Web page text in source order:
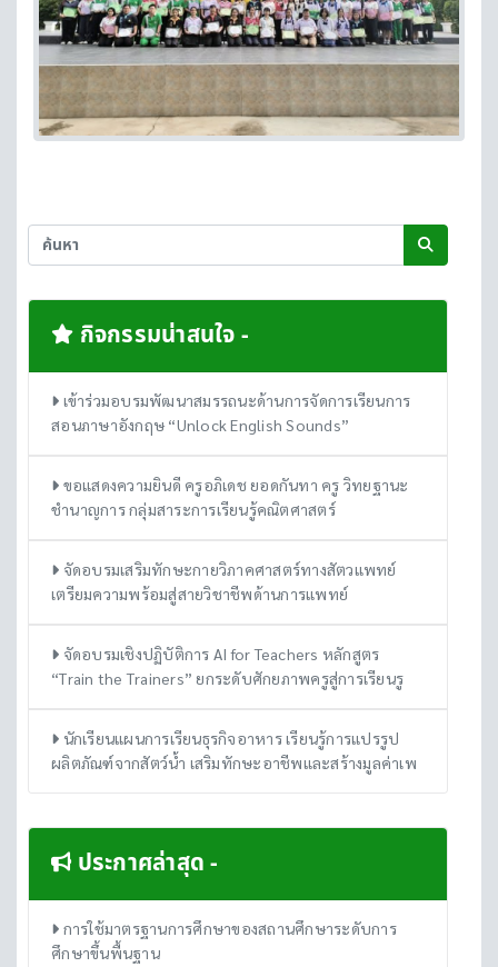
กิจกรรมน่าสนใจ -
เข้าร่วมอบรมพัฒนาสมรรถนะด้านการจัดการเรียนการ
สอนภาษาอังกฤษ “Unlock English Sounds”
ขอแสดงความยินดี ครูอภิเดช ยอดกันทา ครู วิทยฐานะ
ชำนาญการ กลุ่มสาระการเรียนรู้คณิตศาสตร์
จัดอบรมเสริมทักษะกายวิภาคศาสตร์ทางสัตวแพทย์
เตรียมความพร้อมสู่สายวิชาชีพด้านการแพทย์
จัดอบรมเชิงปฏิบัติการ AI for Teachers หลักสูตร
“Train the Trainers” ยกระดับศักยภาพครูสู่การเรียนรู
นักเรียนแผนการเรียนธุรกิจอาหาร เรียนรู้การแปรรูป
ผลิตภัณฑ์จากสัตว์น้ำ เสริมทักษะอาชีพและสร้างมูลค่าเพ
ประกาศล่าสุด -
การใช้มาตรฐานการศึกษาของสถานศึกษาระดับการ
ศึกษาขึ้นพื้นฐาน